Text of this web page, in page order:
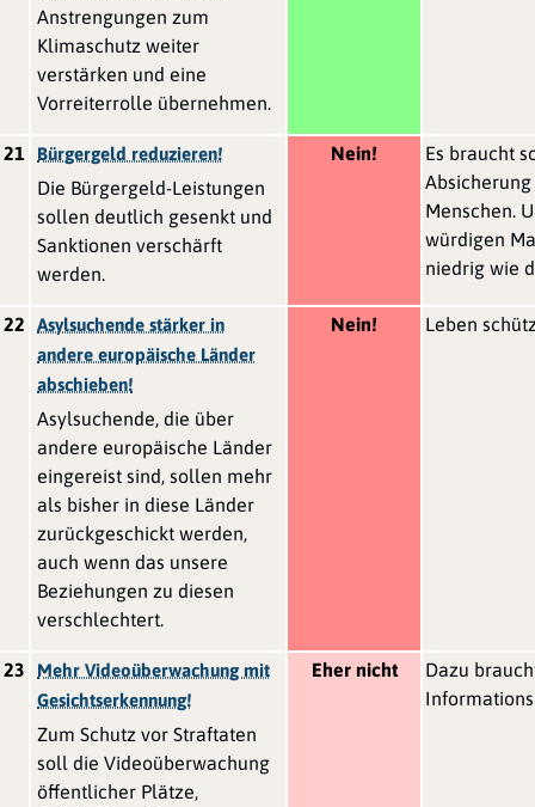
Anstrengungen zum
Klimaschutz weiter
verstärken und eine
Vorreiterrolle übernehmen.
21 Bürgergeld reduzieren!
Die Bürgergeld-Leistungen
sollen deutlich gesenkt und
Sanktionen verschärft
werden.
Nein!
Es braucht
Menschen.
würdigen
niedrig wie
22
Asylsuchende stärker in
andere europäische Länder
abschieben!
Asylsuchende, die über
andere europäische Länder
eingereist sind, sollen mehr
als bisher in diese Länder
zurückgeschickt werden,
auch wenn das unsere
Beziehungen zu diesen
verschlechtert.
Nein! Leben
23
Mehr Videoüberwachung mit
Gesichtserkennung!
Zum Schutz vor Straftaten
soll die Videoüberwachung
öffentlicher Plätze,
Eher nicht
Dazu